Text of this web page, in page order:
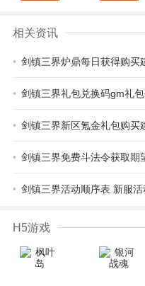
相关资讯
• 剑镇三界炉鼎每日获得购买
• 剑镇三界礼包兑换码gm礼
• 剑镇三界新区氪金礼包购买
• 剑镇三界免费斗法令获取期
• 剑镇三界活动顺序表 新服
H5游戏